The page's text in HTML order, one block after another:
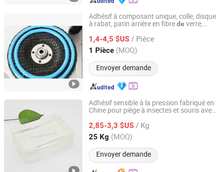
Adhésif à composant unique, colle, disque
à rabat, patin arrière en fibrede verre,
1,4-4,5 $US / Pièce
1 Pièce (MOQ)
Envoyer demande
ZHENGZHOU KAWAY AUTOMATION TECHNOLOGY CO.,
LTD.
Henan, China
Adhésif sensible à la pression fabriqué en
Chine pour piège à insectes et souris avec
2,85-3,3 $US / Kg
25 Kg (MOQ)
Envoyer demande
Deqing County Haojing Environmental Protection
Technology Co., LTD
Guangdong, China Depuis 2019